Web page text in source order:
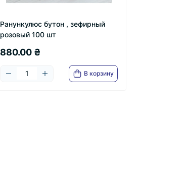
Ранункулюс бутон , зефирный
розовый 100 шт
880.00 ₴
В корзину